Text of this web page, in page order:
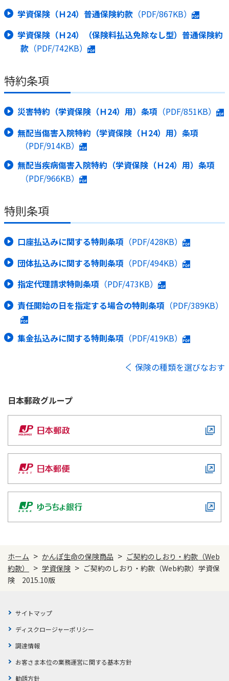
学資保険（Ｈ24）普通保険約款 （PDF/867KB）
学資保険（Ｈ24）（保険料払込免除なし型）普通保険約
款 （PDF/742KB）
特約条項
災害特約（学資保険（Ｈ24）用）条項 （PDF/851KB）
無配当傷害入院特約（学資保険（Ｈ24）用）条項
（PDF/914KB）
無配当疾病傷害入院特約（学資保険（Ｈ24）用）条項
（PDF/966KB）
特則条項
口座払込みに関する特則条項 （PDF/428KB）
団体払込みに関する特則条項 （PDF/494KB）
指定代理請求特則条項 （PDF/473KB）
責任開始の日を指定する場合の特則条項 （PDF/389KB）
集金払込みに関する特則条項 （PDF/419KB）
保険の種類を選びなおす
日本郵政グループ
ホーム > かんぽ生命の保険商品 > ご契約のしおり・約款（Web
約款）
> 学資保険 > ご契約のしおり・約款（Web約款）学資保
険 2015.10版
サイトマップ
ディスクロージャーポリシー
調達情報
お客さま本位の業務運営に関する基本方針
勧誘方針